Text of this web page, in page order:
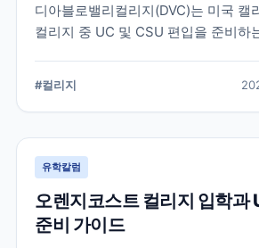
디아블로밸리컬리지(DVC)는 미국 캘
컬리지 중 UC 및 CSU 편입을 준비하
정리했습니다.
#컬리지
유학칼럼
오렌지코스트 컬리지 입학과
준비 가이드